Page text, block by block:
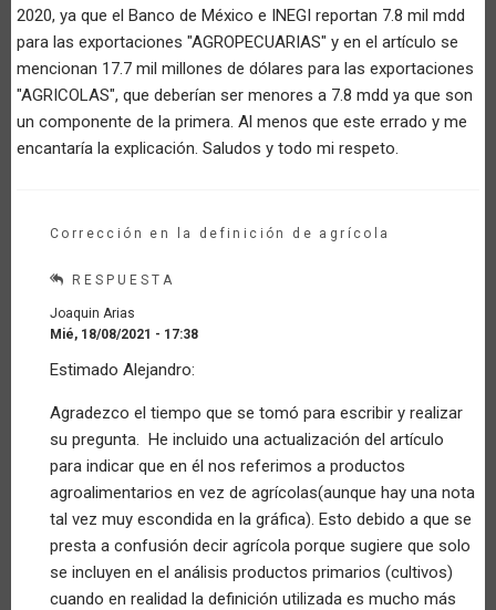
2020, ya que el Banco de México e INEGI reportan 7.8 mil mdd
para las exportaciones "AGROPECUARIAS" y en el artículo se
mencionan 17.7 mil millones de dólares para las exportaciones
"AGRICOLAS", que deberían ser menores a 7.8 mdd ya que son
un componente de la primera. Al menos que este errado y me
encantaría la explicación. Saludos y todo mi respeto.
Corrección en la definición de agrícola
RESPUESTA
Joaquin Arias
Mié, 18/08/2021 - 17:38
respuesta
Comentario
por
Invitado
verificado)
Estimado Alejandro:
Agradezco el tiempo que se tomó para escribir y realizar
su pregunta. He incluido una actualización del artículo
para indicar que en él nos referimos a productos
agroalimentarios en vez de agrícolas(aunque hay una nota
tal vez muy escondida en la gráfica). Esto debido a que se
presta a confusión decir agrícola porque sugiere que solo
se incluyen en el análisis productos primarios (cultivos)
cuando en realidad la definición utilizada es mucho más